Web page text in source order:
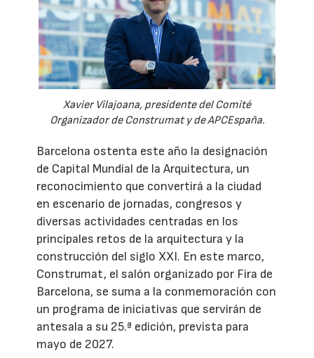
Xavier Vilajoana, presidente del Comité
Organizador de Construmat y de APCEspaña.
Barcelona ostenta este año la designación
de Capital Mundial de la Arquitectura, un
reconocimiento que convertirá a la ciudad
en escenario de jornadas, congresos y
diversas actividades centradas en los
principales retos de la arquitectura y la
construcción del siglo XXI. En este marco,
Construmat, el salón organizado por Fira de
Barcelona, se suma a la conmemoración con
un programa de iniciativas que servirán de
antesala a su 25.ª edición, prevista para
mayo de 2027.